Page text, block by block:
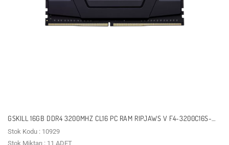
GSKILL 16GB DDR4 3200MHZ CL16 PC RAM RIPJAWS V F4-3200C16S-
16GVK
Stok Kodu : 10929
Stok Miktarı : 11 ADET